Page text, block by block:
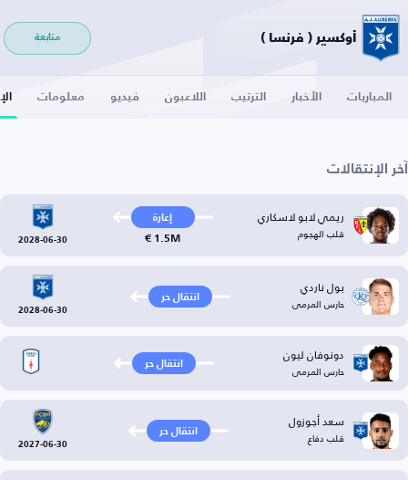
أوكسير ( فرنسا ) متابعة
المباريات الأخبار الترتيب اللاعبون فيديو معلومات
آخر الإنتقالات
ريمي لابو لاسكاري
قلب الهجوم
إعارة
1.5M €
2028-06-30
بول ناردي
حارس المرمى انتقال حر
2028-06-30
دونوفان ليون
حارس المرمى انتقال حر
سعد أجوزول
قلب دفاع انتقال حر
2027-06-30